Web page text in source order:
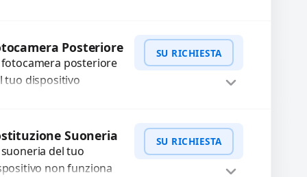
con problemi
immagini sfocate,
a...
WhatsApp
Posteriore
fotocamera posteriore
tuo dispositivo
come immagini
messa a fuoco
funzionante,...
SU RICHIESTA
WhatsApp
Suoneria
suoneria del tuo
non funziona
SU RICHIESTA